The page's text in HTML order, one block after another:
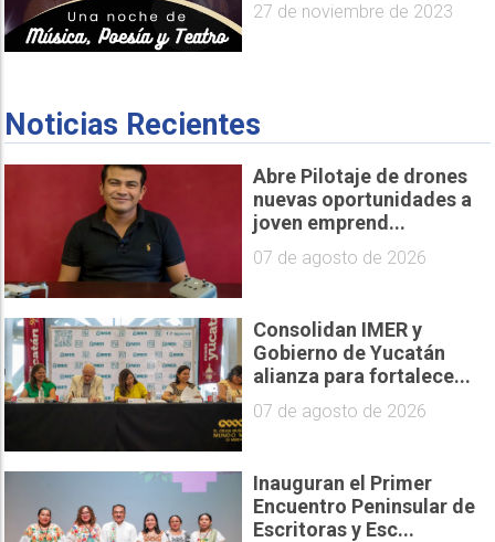
27 de noviembre de 2023
Noticias Recientes
Abre Pilotaje de drones
nuevas oportunidades a
joven emprend...
07 de agosto de 2026
Consolidan IMER y
Gobierno de Yucatán
alianza para fortalece...
07 de agosto de 2026
Inauguran el Primer
Encuentro Peninsular de
Escritoras y Esc...